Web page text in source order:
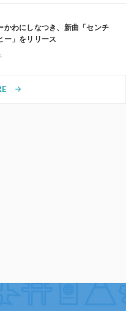
かわにしなつき、新曲「センチ
ー」をリリース
arrow_forward